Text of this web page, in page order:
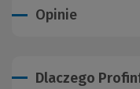
Opinie
Dlaczego